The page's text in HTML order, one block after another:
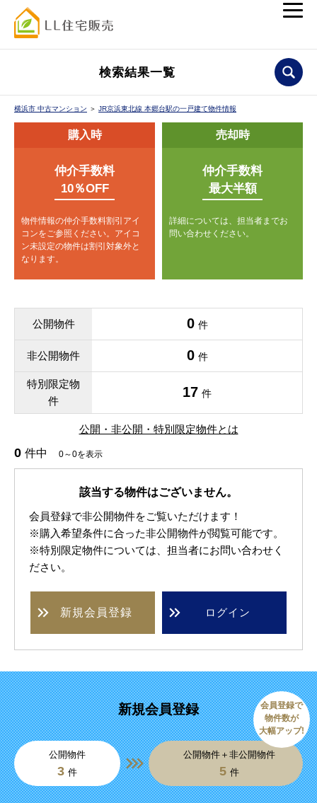
検索結果一覧
横浜市 中古マンション ＞ JR京浜東北線 本郷台駅の一戸建て物件情報
購入時
仲介手数料
10％OFF
物件情報の仲介手数料割引アイ
コンをご参照ください。 アイコ
ン未設定の物件は割引対象外と
なります。
売却時
仲介手数料
最大半額
詳細については、担当者までお
問い合わせください。
公開物件 0 件
非公開物件 0 件
特別限定物
件
17 件
公開・非公開・特別限定物件とは
0 件中 0～0を表示
該当する物件はございません。
会員登録で非公開物件をご覧いただけます！
※購入希望条件に合った非公開物件が閲覧可能です。
※特別限定物件については、担当者にお問い合わせく
ださい。
新規会員登録 ログイン
新規会員登録
公開物件
3 件
公開物件＋非公開物件
5 件
会員登録で
物件数が
大幅アップ!